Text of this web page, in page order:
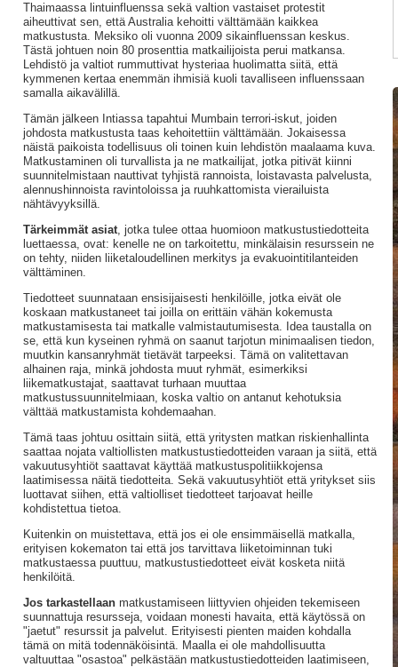
Thaimaassa lintuinfluenssa sekä valtion vastaiset protestit
aiheuttivat sen, että Australia kehoitti välttämään kaikkea
matkustusta. Meksiko oli vuonna 2009 sikainfluenssan keskus.
Tästä johtuen noin 80 prosenttia matkailijoista perui matkansa.
Lehdistö ja valtiot rummuttivat hysteriaa huolimatta siitä, että
kymmenen kertaa enemmän ihmisiä kuoli tavalliseen influenssaan
samalla aikavälillä.
Tämän jälkeen Intiassa tapahtui Mumbain terrori-iskut, joiden
johdosta matkustusta taas kehoitettiin välttämään. Jokaisessa
näistä paikoista todellisuus oli toinen kuin lehdistön maalaama kuva.
Matkustaminen oli turvallista ja ne matkailijat, jotka pitivät kiinni
suunnitelmistaan nauttivat tyhjistä rannoista, loistavasta palvelusta,
alennushinnoista ravintoloissa ja ruuhkattomista vierailuista
nähtävyyksillä.
Tärkeimmät asiat, jotka tulee ottaa huomioon matkustustiedotteita
luettaessa, ovat: kenelle ne on tarkoitettu, minkälaisin resurssein ne
on tehty, niiden liiketaloudellinen merkitys ja evakuointitilanteiden
välttäminen.
Tiedotteet suunnataan ensisijaisesti henkilöille, jotka eivät ole
koskaan matkustaneet tai joilla on erittäin vähän kokemusta
matkustamisesta tai matkalle valmistautumisesta. Idea taustalla on
se, että kun kyseinen ryhmä on saanut tarjotun minimaalisen tiedon,
muutkin kansanryhmät tietävät tarpeeksi. Tämä on valitettavan
alhainen raja, minkä johdosta muut ryhmät, esimerkiksi
liikematkustajat, saattavat turhaan muuttaa
matkustussuunnitelmiaan, koska valtio on antanut kehotuksia
välttää matkustamista kohdemaahan.
Tämä taas johtuu osittain siitä, että yritysten matkan riskienhallinta
saattaa nojata valtiollisten matkustustiedotteiden varaan ja siitä, että
vakuutusyhtiöt saattavat käyttää matkustuspolitiikkojensa
laatimisessa näitä tiedotteita. Sekä vakuutusyhtiöt että yritykset siis
luottavat siihen, että valtiolliset tiedotteet tarjoavat heille
kohdistettua tietoa.
Kuitenkin on muistettava, että jos ei ole ensimmäisellä matkalla,
erityisen kokematon tai että jos tarvittava liiketoiminnan tuki
matkustaessa puuttuu, matkustustiedotteet eivät kosketa niitä
henkilöitä.
Jos tarkastellaan matkustamiseen liittyvien ohjeiden tekemiseen
suunnattuja resursseja, voidaan monesti havaita, että käytössä on
"jaetut" resurssit ja palvelut. Erityisesti pienten maiden kohdalla
tämä on mitä todennäköisintä. Maalla ei ole mahdollisuutta
valtuuttaa "osastoa" pelkästään matkustustiedotteiden laatimiseen,